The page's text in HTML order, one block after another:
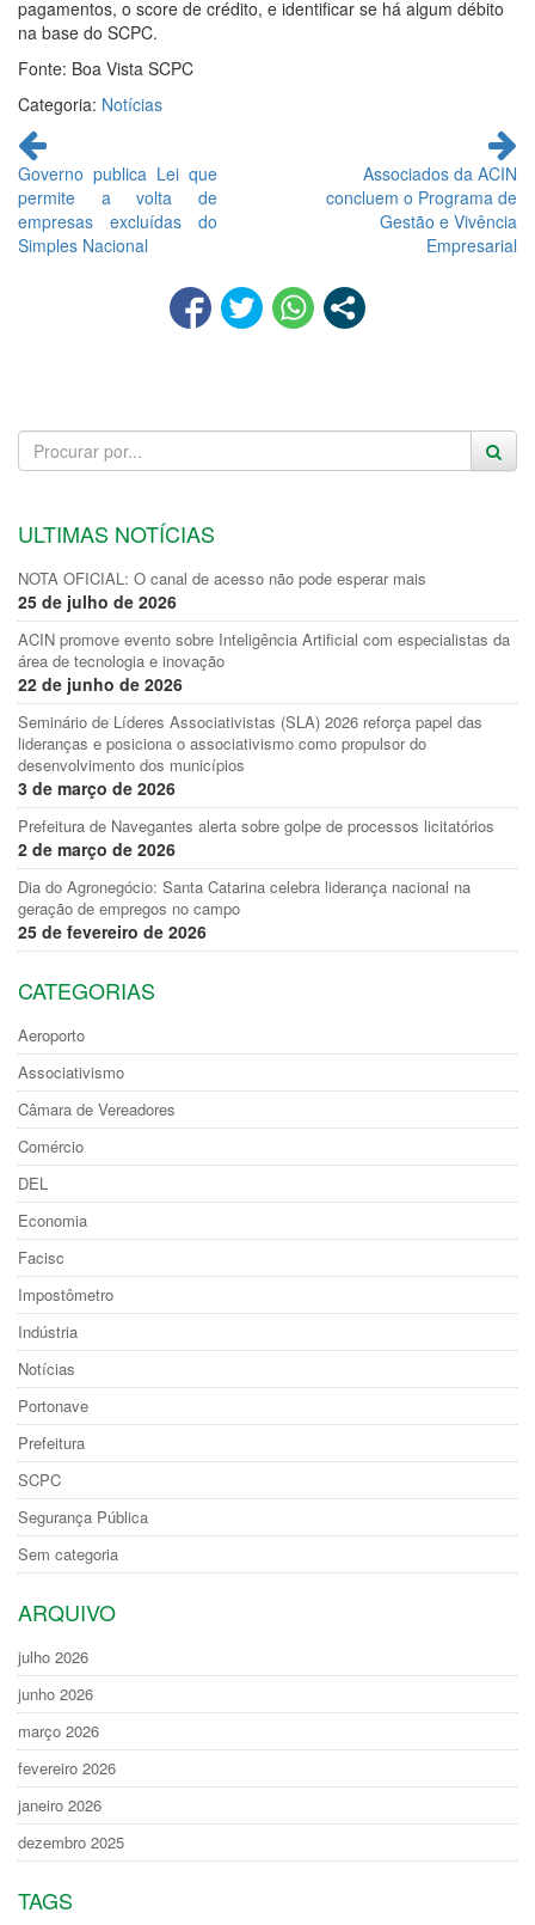
pagamentos, o score de crédito, e identificar se há algum débito
na base do SCPC.
Fonte: Boa Vista SCPC
Categoria: Notícias
Continue
lendo
Governo publica Lei que
permite a volta de
empresas excluídas do
Simples Nacional
Associados da ACIN
concluem o Programa de
Gestão e Vivência
Empresarial
ULTIMAS NOTÍCIAS
NOTA OFICIAL: O canal de acesso não pode esperar mais
25 de julho de 2026
ACIN promove evento sobre Inteligência Artificial com especialistas da
área de tecnologia e inovação
22 de junho de 2026
Seminário de Líderes Associativistas (SLA) 2026 reforça papel das
lideranças e posiciona o associativismo como propulsor do
desenvolvimento dos municípios
3 de março de 2026
Prefeitura de Navegantes alerta sobre golpe de processos licitatórios
2 de março de 2026
Dia do Agronegócio: Santa Catarina celebra liderança nacional na
geração de empregos no campo
25 de fevereiro de 2026
CATEGORIAS
Aeroporto
Associativismo
Câmara de Vereadores
Comércio
DEL
Economia
Facisc
Impostômetro
Indústria
Notícias
Portonave
Prefeitura
SCPC
Segurança Pública
Sem categoria
ARQUIVO
julho 2026
junho 2026
março 2026
fevereiro 2026
janeiro 2026
dezembro 2025
TAGS